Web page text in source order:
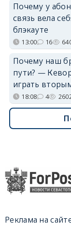
Почему у
связь вела
блэкауте
13:00 16
Почему наш
пути? —
играть
18:08 4
Реклама на